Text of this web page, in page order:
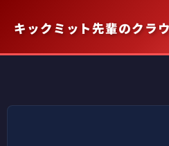
を
キ
キックミット先輩のクラ